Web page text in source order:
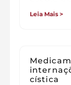
Leia Mais >
cística